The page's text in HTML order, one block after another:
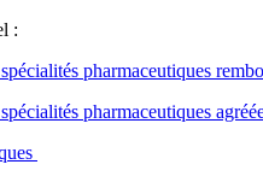
:
pharmaceutiques
pharmaceutiques